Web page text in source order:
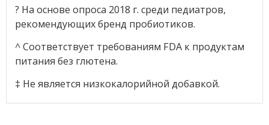
? На основе опроса 2018 г. среди педиатров,
рекомендующих бренд пробиотиков.
^ Соответствует требованиям FDA к продуктам
питания без глютена.
‡ Не является низкокалорийной добавкой.